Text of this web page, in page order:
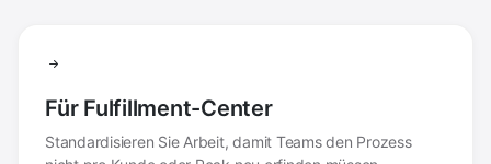
Für Fulfillment-Center
Standardisieren Sie Arbeit, damit Teams den Prozess